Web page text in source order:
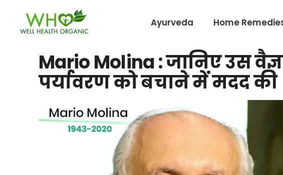
Ayurveda Home
Mario Molina : जानिए उस
पर्यावरण को बचाने में मदद की